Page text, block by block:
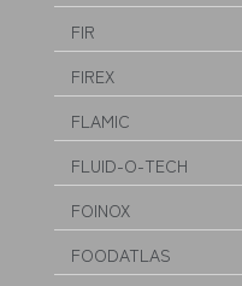
FIR
FIREX
FLAMIC
FLUID-O-TECH
FOINOX
FOODATLAS